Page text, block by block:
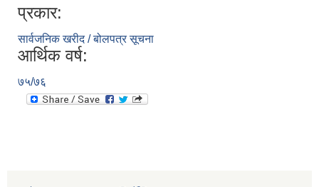
प्रकार:
सार्वजनिक खरीद / बोलपत्र सूचना
आर्थिक वर्ष:
७५/७६